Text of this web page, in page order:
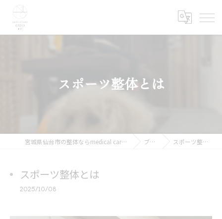
スポーツ整体とは
宮城県仙台市の整体ならmedical care OTO 仙台 ブログ スポーツ整体とは
スポーツ整体とは
2025/10/08